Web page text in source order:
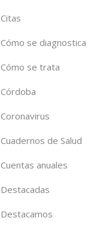
Citas
Cómo se diagnostica
Cómo se trata
Córdoba
Coronavirus
Cuadernos de Salud
Cuentas anuales
Destacadas
Destacamos